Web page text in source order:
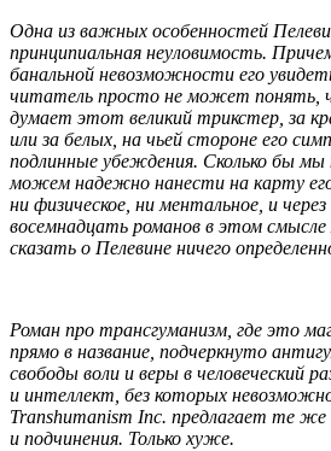
Одна из важных особенностей
принципиальная неуловимость.
банальной невозможности его
читатель просто не может понять,
думает этот великий трикстер, за
или за белых, на чьей стороне его
подлинные убеждения. Сколько бы мы
можем надежно нанести на карту
ни физическое, ни ментальное, и
восемнадцать романов в этом
сказать о Пелевине ничего
Роман про трансгуманизм, где это
прямо в название, подчеркнуто
свободы воли и веры в человеческий
и интеллект, без которых
Transhumanism Inc. предлагает те же
и подчинения. Только хуже.